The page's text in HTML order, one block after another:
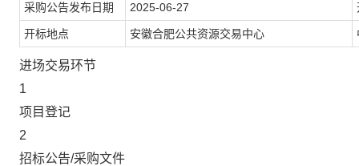
采购公告发布日期 2025-06-27
开标地点 安徽合肥公共资源交易中心
进场交易环节
1
项目登记
2
招标公告/采购文件